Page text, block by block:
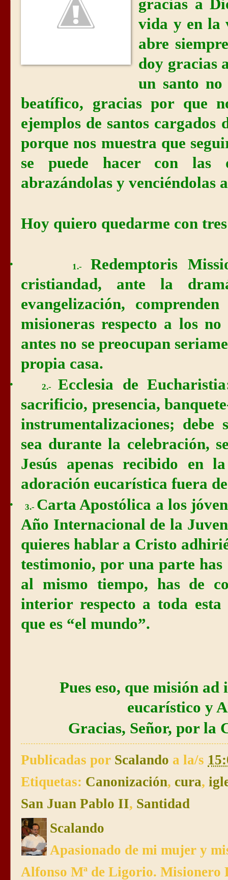
gracias a
vida y en la
abre
doy gracias
un santo no
beatífico, gracias por que
ejemplos de santos cargados
porque nos muestra que
se puede hacer con las
abrazándolas y venciéndolas
Hoy quiero quedarme con
· 1.- Redemptoris
cristiandad, ante la
evangelización,
misioneras respecto a los
antes no se preocupan
propia casa.
·
2.- Ecclesia de
sacrificio, presencia,
instrumentalizaciones;
sea durante la celebración,
Jesús apenas recibido en
adoración eucarística fuera
·
3.- Carta Apostólica a los
Año Internacional de la
quieres hablar a Cristo
testimonio, por una parte
al mismo tiempo, has de
interior respecto a toda
que es “el mundo”.
Pues eso, que misión
eucarístico y
Gracias, Señor, por la
Publicadas por Scalando a la/s
Etiquetas: Canonización, cura,
San Juan Pablo II, Santidad
Scalando
Apasionado de mi mujer y
Alfonso Mª de Ligorio. Misionero